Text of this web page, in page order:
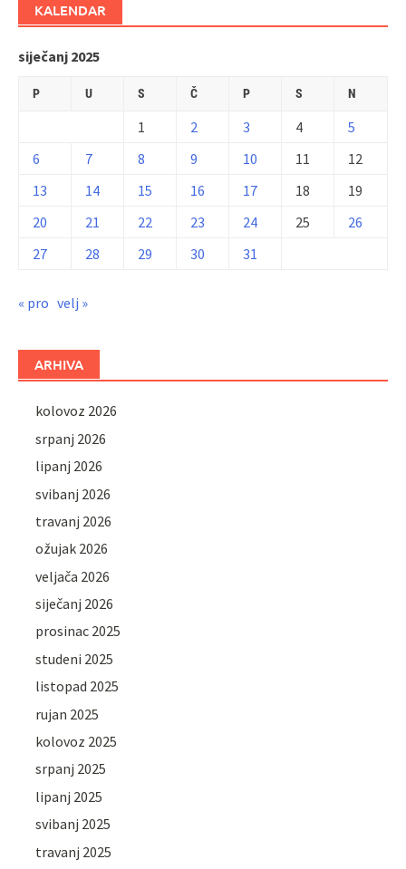
KALENDAR
siječanj 2025
P U S Č P S N
1 2 3 4
5
6
7 8 9 10 11
12
13
14 15 16 17 18
19
20
21 22 23 24 25
26
27
28 29 30 31
« pro velj »
ARHIVA
kolovoz 2026
srpanj 2026
lipanj 2026
svibanj 2026
travanj 2026
ožujak 2026
veljača 2026
siječanj 2026
prosinac 2025
studeni 2025
listopad 2025
rujan 2025
kolovoz 2025
srpanj 2025
lipanj 2025
svibanj 2025
travanj 2025